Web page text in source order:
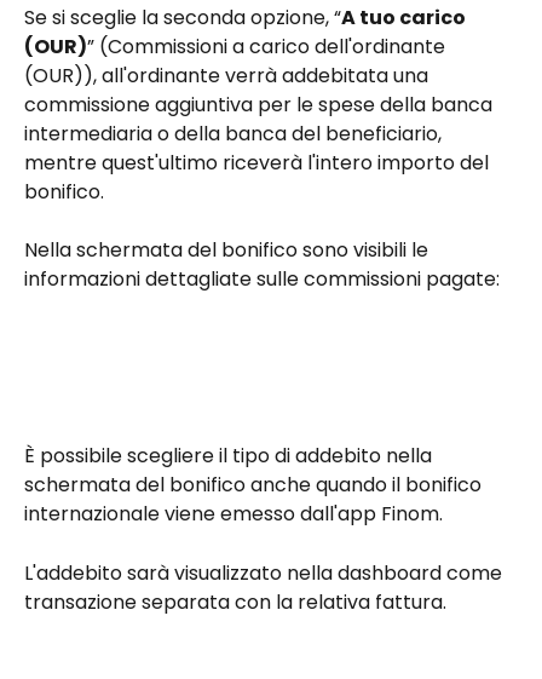
Se si sceglie la seconda opzione, “A tuo carico
(OUR)” (Commissioni a carico dell'ordinante
(OUR)), all'ordinante verrà addebitata una
commissione aggiuntiva per le spese della banca
intermediaria o della banca del beneficiario,
mentre quest'ultimo riceverà l'intero importo del
bonifico.
Nella schermata del bonifico sono visibili le
informazioni dettagliate sulle commissioni pagate:
È possibile scegliere il tipo di addebito nella
schermata del bonifico anche quando il bonifico
internazionale viene emesso dall'app Finom.
L'addebito sarà visualizzato nella dashboard come
transazione separata con la relativa fattura.